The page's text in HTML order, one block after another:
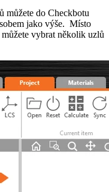
můžete do Checkbotu
jako výše. Místo
vybrat několik uzlů